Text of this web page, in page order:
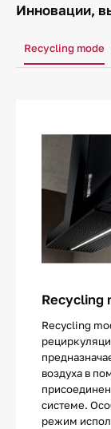
Инновации,
Recycling mode
Recycling
Recycling
воздуха в
системе.
режим